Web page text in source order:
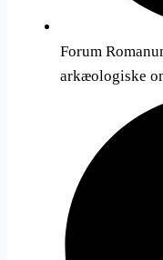
Forum
arkæologiske